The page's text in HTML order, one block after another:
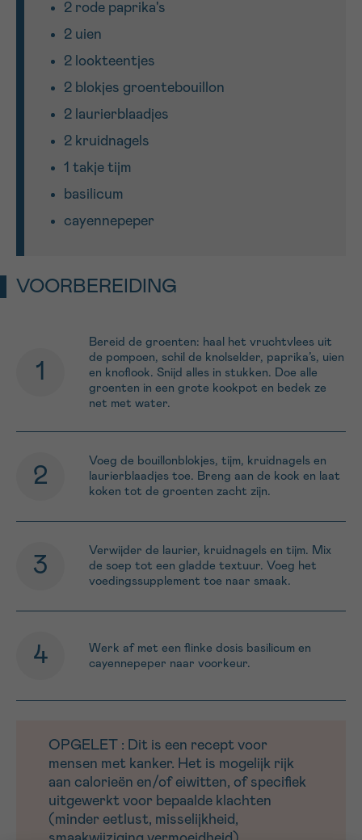
2 rode paprika's
2 uien
2 lookteentjes
2 blokjes groentebouillon
2 laurierblaadjes
2 kruidnagels
1 takje tijm
basilicum
cayennepeper
VOORBEREIDING
Bereid de groenten: haal het vruchtvlees uit
de pompoen, schil de knolselder, paprika’s, uien
en knoflook. Snijd alles in stukken. Doe alle
groenten in een grote kookpot en bedek ze
net met water.
Voeg de bouillonblokjes, tijm, kruidnagels en
laurierblaadjes toe. Breng aan de kook en laat
koken tot de groenten zacht zijn.
Verwijder de laurier, kruidnagels en tijm. Mix
de soep tot een gladde textuur. Voeg het
voedingssupplement toe naar smaak.
Werk af met een flinke dosis basilicum en
cayennepeper naar voorkeur.
OPGELET : Dit is een recept voor
mensen met kanker. Het is mogelijk rijk
aan calorieën en/of eiwitten, of specifiek
uitgewerkt voor bepaalde klachten
(minder eetlust, misselijkheid,